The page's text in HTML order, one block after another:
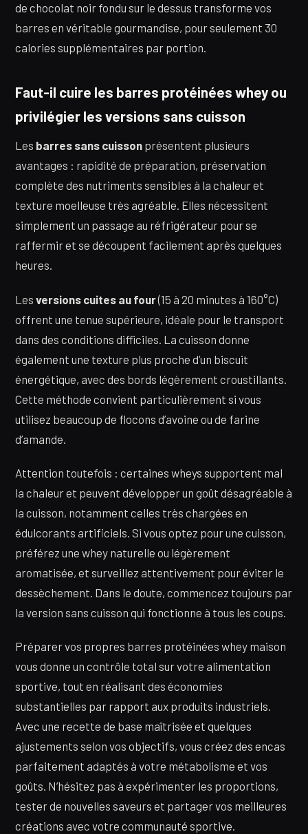
de chocolat noir fondu sur le dessus transforme vos
barres en véritable gourmandise, pour seulement 30
calories supplémentaires par portion.
Faut-il cuire les barres protéinées whey ou
privilégier les versions sans cuisson
Les barres sans cuisson présentent plusieurs
avantages : rapidité de préparation, préservation
complète des nutriments sensibles à la chaleur et
texture moelleuse très agréable. Elles nécessitent
simplement un passage au réfrigérateur pour se
raffermir et se découpent facilement après quelques
heures.
Les versions cuites au four(15 à 20 minutes à 160°C)
offrent une tenue supérieure, idéale pour le transport
dans des conditions difficiles. La cuisson donne
également une texture plus proche d’un biscuit
énergétique, avec des bords légèrement croustillants.
Cette méthode convient particulièrement si vous
utilisez beaucoup de flocons d’avoine ou de farine
d’amande.
Attention toutefois : certaines wheys supportent mal
la chaleur et peuvent développer un goût désagréable à
la cuisson, notamment celles très chargées en
édulcorants artificiels. Si vous optez pour une cuisson,
préférez une whey naturelle ou légèrement
aromatisée, et surveillez attentivement pour éviter le
dessèchement. Dans le doute, commencez toujours par
la version sans cuisson qui fonctionne à tous les coups.
Préparer vos propres barres protéinées whey maison
vous donne un contrôle total sur votre alimentation
sportive, tout en réalisant des économies
substantielles par rapport aux produits industriels.
Avec une recette de base maîtrisée et quelques
ajustements selon vos objectifs, vous créez des encas
parfaitement adaptés à votre métabolisme et vos
goûts. N’hésitez pas à expérimenter les proportions,
tester de nouvelles saveurs et partager vos meilleures
créations avec votre communauté sportive.